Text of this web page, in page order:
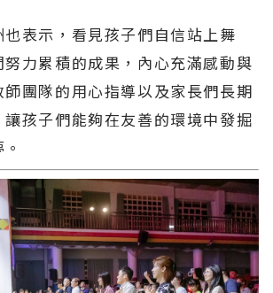
表示，看見孩子們自信站上舞
力累積的成果，內心充滿感動與
團隊的用心指導以及家長們長期
孩子們能夠在友善的環境中發掘